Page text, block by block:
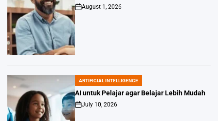
Post
August 1, 2026
POSTED
IN
ARTIFICIAL INTELLIGENCE
AI untuk Pelajar agar Belajar Lebih Mudah
Post
Date
July 10, 2026